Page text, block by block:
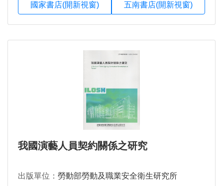
國家書店(開新視窗) 五南書店(開新視窗)
我國演藝人員契約關係之研究
出版單位： 勞動部勞動及職業安全衛生研究所